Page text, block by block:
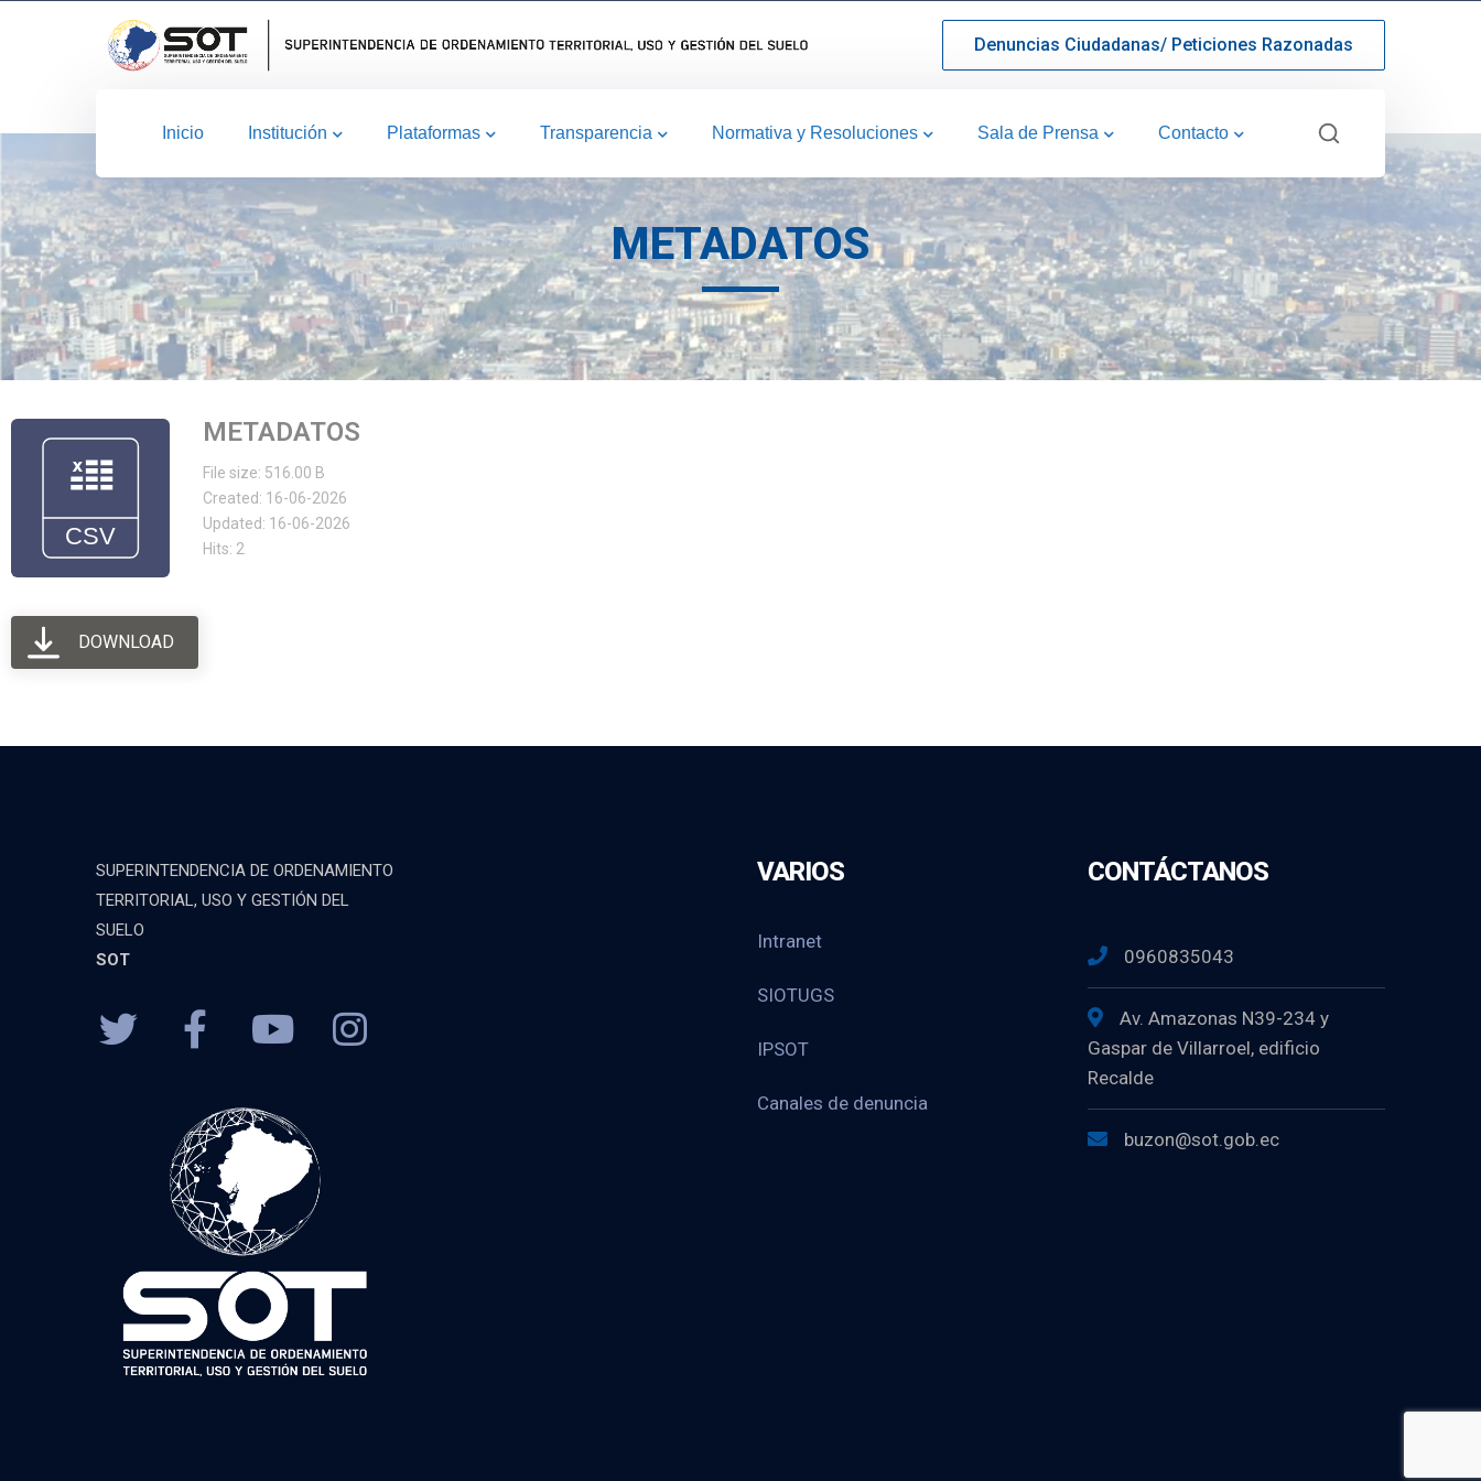
Denuncias Ciudadanas/ Peticiones Razonadas
Inicio Institución Plataformas Transparencia Normativa y Resoluciones Sala de Prensa Contacto
METADATOS
METADATOS
File size: 516.00 B
Created: 16-06-2026
Updated: 16-06-2026
Hits: 2
DOWNLOAD
SUPERINTENDENCIA DE ORDENAMIENTO
TERRITORIAL, USO Y GESTIÓN DEL
SUELO
SOT
VARIOS
Intranet
SIOTUGS
IPSOT
Canales de denuncia
CONTÁCTANOS
0960835043
Av. Amazonas N39-234 y
Gaspar de Villarroel, edificio
Recalde
buzon@sot.gob.ec